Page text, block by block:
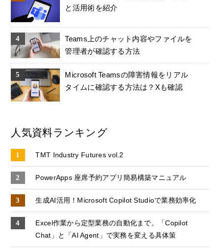
と活用術を紹介
Teams上のチャット内容やファイルを
管理者が確認する方法
Microsoft Teamsの障害情報をリアル
タイムに確認する方法は？Xも確認
人気資料ランキング
TMT Industry Futures vol.2
PowerApps 座席予約アプリ簡易構築マニュアル
生成AI活用！Microsoft Copilot Studioで業務効率化
Excel作業から定型業務の自動化まで。「Copilot
Chat」と「AI Agent」で実務を変える具体策